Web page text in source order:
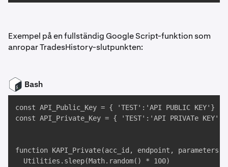
Exempel på en fullständig Google Script-funktion som
anropar TradesHistory-slutpunkten:
Bash
const API_Public_Key = { 'TEST':'API PUBLIC KEY'}
const API_Private_Key = { 'TEST':'API PRIVATe KEY' }
function KAPI_Private(acc_id, endpoint, parameters)
  Utilities.sleep(Math.random() * 100)